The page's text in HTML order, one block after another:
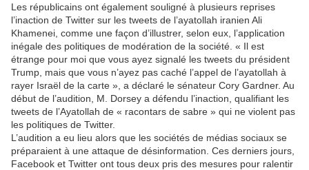
Les républicains ont également souligné à plusieurs reprises
l’inaction de Twitter sur les tweets de l’ayatollah iranien Ali
Khamenei, comme une façon d’illustrer, selon eux, l’application
inégale des politiques de modération de la société. « Il est
étrange pour moi que vous ayez signalé les tweets du président
Trump, mais que vous n’ayez pas caché l’appel de l’ayatollah à
rayer Israël de la carte », a déclaré le sénateur Cory Gardner. Au
début de l’audition, M. Dorsey a défendu l’inaction, qualifiant les
tweets de l’Ayatollah de « racontars de sabre » qui ne violent pas
les politiques de Twitter.
L’audition a eu lieu alors que les sociétés de médias sociaux se
préparaient à une attaque de désinformation. Ces derniers jours,
Facebook et Twitter ont tous deux pris des mesures pour ralentir